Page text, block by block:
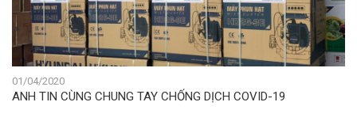
01/04/2020
ANH TIN CÙNG CHUNG TAY CHỐNG DỊCH COVID-19